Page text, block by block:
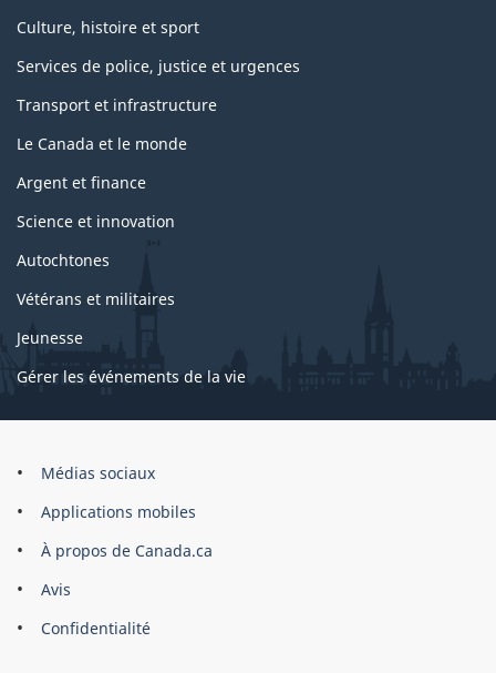
Culture, histoire et sport
Services de police, justice et urgences
Transport et infrastructure
Le Canada et le monde
Argent et finance
Science et innovation
Autochtones
Vétérans et militaires
Jeunesse
Gérer les événements de la vie
Organisation
gouvernement
du
Canada
Médias sociaux
Applications mobiles
À propos de Canada.ca
Avis
Confidentialité